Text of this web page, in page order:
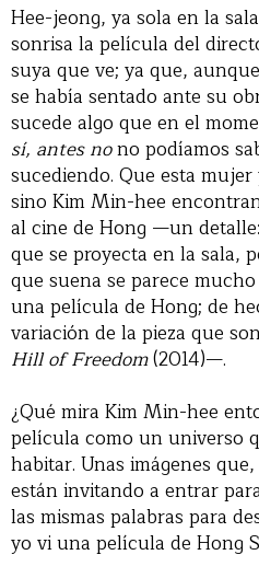
Hee-jeong, ya sola en la
sonrisa la película del
suya que ve; ya que,
se había sentado ante su
sucede algo que en el
sí, antes nono podíamos
sucediendo. Que esta
sino Kim Min-hee
al cine de Hong —un
que se proyecta en la sala,
que suena se parece
una película de Hong; de
variación de la pieza que
Hill of Freedom(2014)—.
¿Qué mira Kim Min-hee
película como un universo
habitar. Unas imágenes
están invitando a entrar
las mismas palabras para
yo vi una película de Hong